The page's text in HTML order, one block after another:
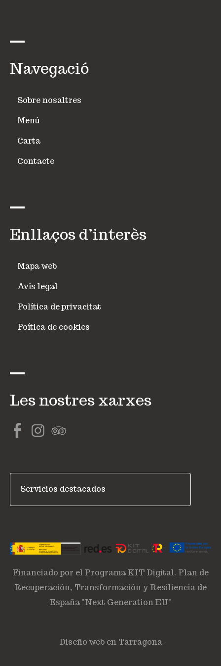
Navegació
Sobre nosaltres
Menú
Carta
Contacte
Enllaços d’interès
Mapa web
Avís legal
Política de privacitat
Poítica de cookies
Les nostres xarxes
Financiado por el Programa KIT Digital. Plan de
Recuperación, Transformación y Resiliencia de
España "Next Generation EU"
Diseño web en Tarragona